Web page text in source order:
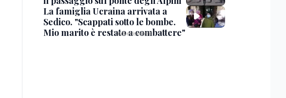
La famiglia Ucraina arrivata a
Sedico. "Scappati sotto le bombe.
Mio marito è restato a combattere"